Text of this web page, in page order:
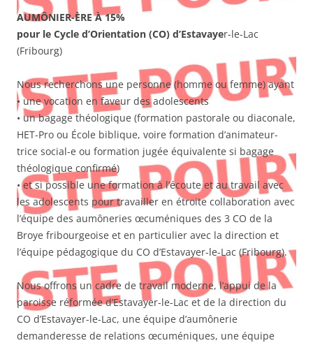
AUMÔNIER-ÈRE À 15%
pour le Cycle d’Orientation (CO) d’Estavayer-le-Lac
(Fribourg)
Nous recherchons une personne (homme ou femme) ayant
• une vocation en faveur des adolescents
• un bagage théologique (formation pastorale ou diaconale,
HET-Pro ou École biblique, voire formation d’animateur-
trice social-e ou formation jugée équivalente si bagage
théologique confirmé)
• et si possible une formation à l’écoute et au travail avec
les adolescents pour travailler en étroite collaboration avec
l’équipe des aumôneries œcuméniques des 3 CO de la
Broye fribourgeoise et en particulier avec la direction et
l’équipe pédagogique du CO d’Estavayer-le-Lac (Fribourg).
Nous offrons un cadre de travail moderne, l’appui de la
paroisse réformée d’Estavayer-le-Lac et de la direction du
CO d’Estavayer-le-Lac, une équipe d’aumônerie
demanderesse de relations œcuméniques, une équipe